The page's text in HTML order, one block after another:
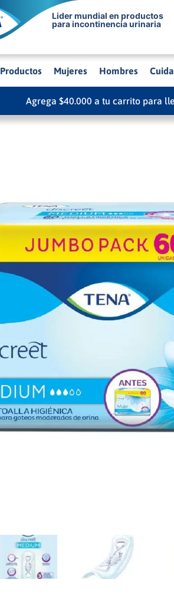
Lider mundial en productos
para incontinencia urinaria
Productos Mujeres Hombres
Agrega $40.000 a tu carrito para